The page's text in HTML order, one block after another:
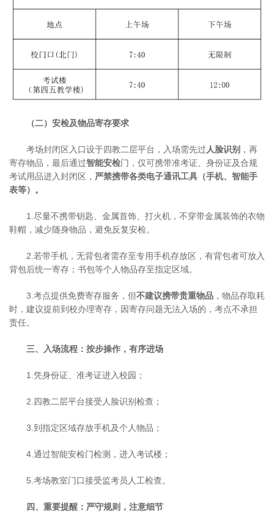
（二）安检及物品寄存要求
考场封闭区入口设于四教二层平台，入场需先过 人脸识别 ，再
寄存物品，最后通过智能安检门，仅可携带准考证、身份证及合规
考试用品进入封闭区， 严禁携带各类电子通讯工具（手机、智能手
表等）。
1.尽量不携带钥匙、金属首饰、打火机，不穿带金属装饰的衣物
鞋帽，减少随身物品，避免反复安检。
2.若带手机，无背包者需存至专用手机存放区，有背包者可放入
背包后统一寄存；书包等个人物品存至指定区域。
3.考点提供免费寄存服务，但不建议携带贵重物品 ，物品存取耗
时，建议提前到校办理寄存，因寄存问题无法入场的，考点不承担
责任。
三、入场流程：按步操作，有序进场
1.凭身份证、准考证进入校园；
2.四教二层平台接受人脸识别检查；
3.到指定区域存放手机及个人物品；
4.通过智能安检门检测，进入考试楼；
5.考场教室门口接受监考员人工检查。
四、 重要提醒：严守规则，注意细节